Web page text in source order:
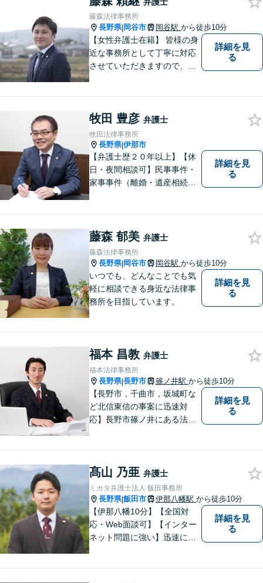
藤森法律事務所
長野県|岡谷市 岡谷駅 から徒歩10分
【女性弁護士在籍】 皆様の身
近な事務所として丁寧に対応
させていただきますので、お
詳細を見
る
牧田 豊彦 弁護士
牧田法律事務所
長野県|伊那市
【弁護士歴２０年以上】【休
日・夜間相談可】民事事件・
家事事件（離婚・遺産相続、
ります。最適なリーガルサー
ビスを提供いたします。まず
はお気軽にご相談ください。
詳細を見
る
藤森 郁美 弁護士
藤森法律事務所
長野県|岡谷市 岡谷駅 から徒歩10分
いつでも、どんなことでも気
軽に相談できる身近な法律事
務所を目指しています。
詳細を見
る
福本 昌教 弁護士
福本法律事務所
長野県|長野市 篠ノ井駅 から徒歩10分
【長野市，千曲市，坂城町な
ど北信東信の事案に迅速対
応】長野市篠ノ井にある法律
方は是非ご相談ください。迅
速に対応いたします。
詳細を見
る
髙山 乃亜 弁護士
ミカタ弁護士法人 飯田事務所
長野県|飯田市 伊那八幡駅 から徒歩10分
【伊那八幡10分】【全国対
応・Web面談可】【インター
ネット問題に強い】迅速に対
詳細を見
る